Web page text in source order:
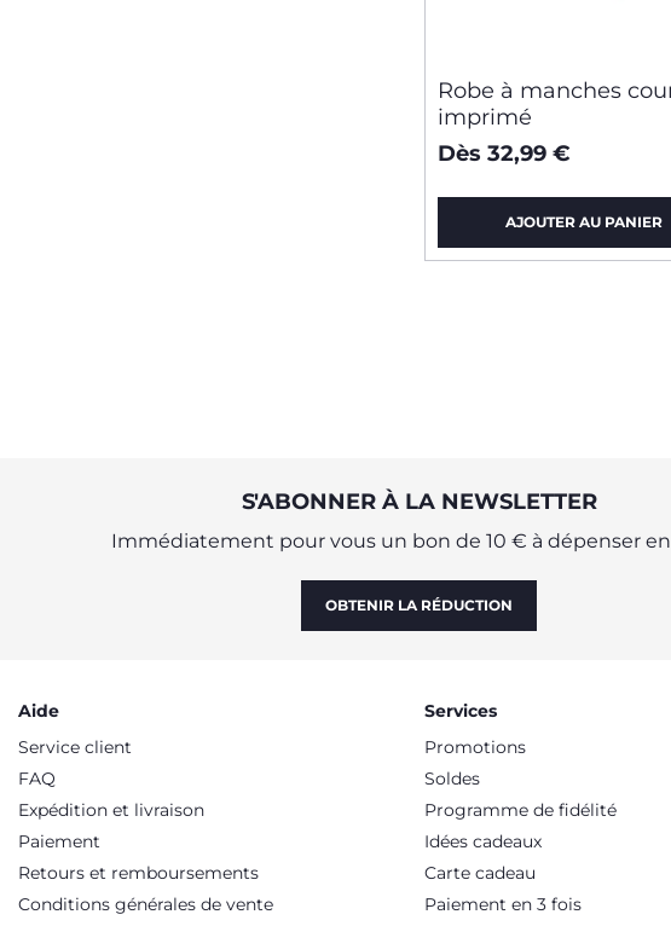
Robe à manches
imprimé
Dès 32,99 €
AJOUTER AU PANIER
S'ABONNER À LA NEWSLETTER
Immédiatement pour vous un bon de 10 € à dépenser
OBTENIR LA RÉDUCTION
Aide
Service client
FAQ
Expédition et livraison
Paiement
Retours et remboursements
Conditions générales de vente
Services
Promotions
Soldes
Programme de fidélité
Idées cadeaux
Carte cadeau
Paiement en 3 fois